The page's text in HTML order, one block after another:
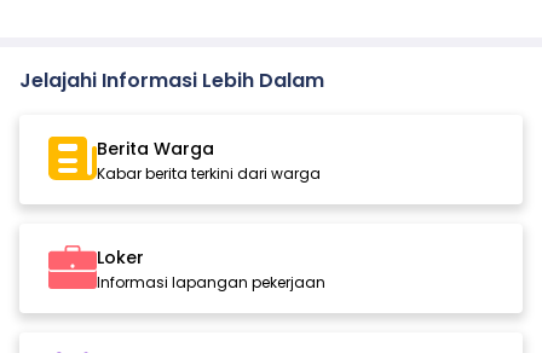
Jelajahi Informasi Lebih Dalam
Berita Warga
Kabar berita terkini dari warga
Loker
Informasi lapangan pekerjaan